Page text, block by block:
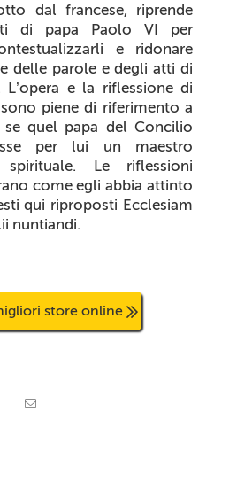
dal francese, riprende
di papa Paolo VI per
e ridonare
delle parole e degli atti di
L’opera e la riflessione di
piene di riferimento a
quel papa del Concilio
per lui un maestro
Le riflessioni
come egli abbia attinto
qui riproposti Ecclesiam
nuntiandi.
store online